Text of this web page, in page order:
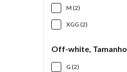
M (2)
XGG (2)
Off-white, Tamanho
G (2)